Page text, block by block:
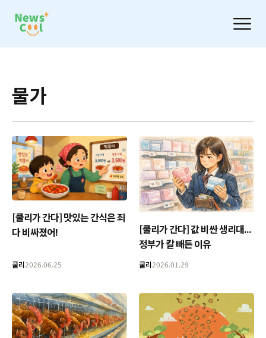
물가
[쿨리가 간다] 맛있는 간식은 죄
다 비싸졌어!
쿨리2026.06.25
[쿨리가 간다] 값 비싼 생리대...
정부가 칼 빼든 이유
쿨리2026.01.29